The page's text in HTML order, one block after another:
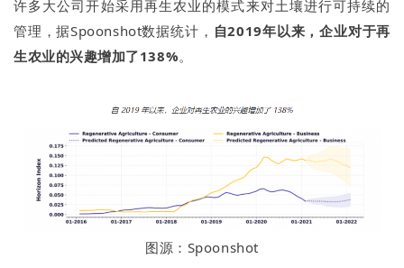
许多大公司开始采用再生农业的模式来对土壤进行可持续的
管理，据Spoonshot数据统计， 自2019年以来，企业对于再
生农业的兴趣增加了138%。
图源：Spoonshot